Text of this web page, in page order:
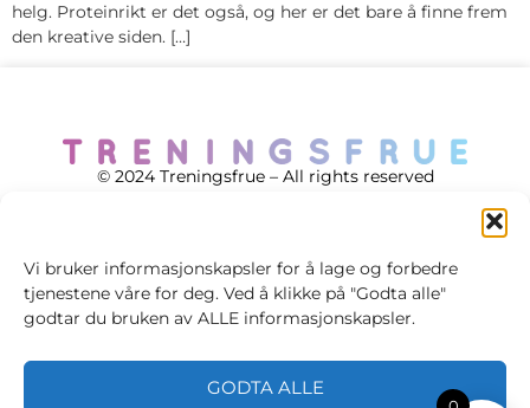
Vi bruker informasjonskapsler for å lage og forbedre
tjenestene våre for deg. Ved å klikke på "Godta alle"
godtar du bruken av ALLE informasjonskapsler.
GODTA ALLE
helg. Proteinrikt er det også, og her er det bare å finne frem
den kreative siden. […]
© 2024 Treningsfrue – All rights reserved
Cookie policy
Personvernsvilkår